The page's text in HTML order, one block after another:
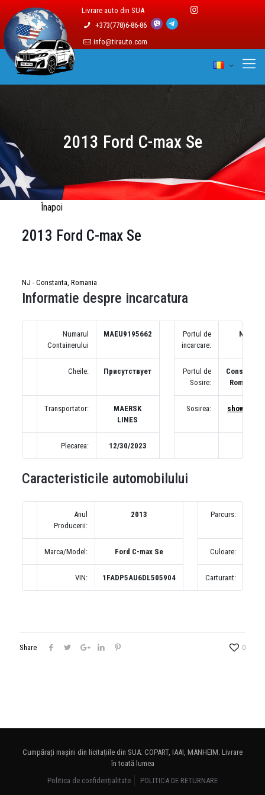
Livrare auto din SUA
+373(778)6-86-86
info@tirauto.com
2013 Ford C-max Se
Înapoi
2013 Ford C-max Se
NJ - Constanta, Romania
Informatie despre incarcatura
Numarul
Containerului
MAEU9195662
Portul de
incarcare:
NJ
Cheile: Присутствует
Portul de
Sosire:
Constanta,
Romania
Transportator:
MAERSK
LINES
Sosirea: show map
Plecarea: 12/30/2023
Caracteristicile automobilului
Anul
Producerii:
2013 Parcurs:
Marca/Model: Ford C-max Se Culoare:
VIN: 1FADP5AU6DL505904 Carturant:
Share 0
Cumpărați mașini din licitațiile din SUA: COPART, IAAI, MANHEIM. Livrare
în toată lumea
Politica de confidențialitate
POLITICA DE RETURNARE